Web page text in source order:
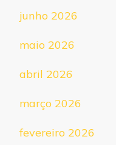
junho 2026
maio 2026
abril 2026
março 2026
fevereiro 2026